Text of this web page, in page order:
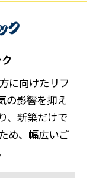
に向けたリフ
の影響を抑え
、新築だけで
め、幅広いご